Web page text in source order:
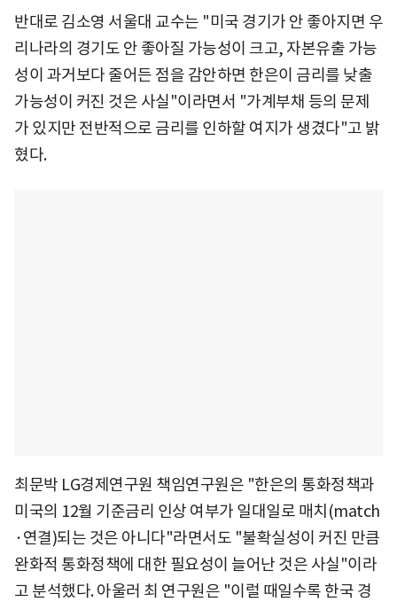
반대로 김소영 서울대 교수는 "미국 경기가 안 좋아지면 우
리나라의 경기도 안 좋아질 가능성이 크고, 자본유출 가능
성이 과거보다 줄어든 점을 감안하면 한은이 금리를 낮출
가능성이 커진 것은 사실"이라면서 "가계부채 등의 문제
가 있지만 전반적으로 금리를 인하할 여지가 생겼다"고 밝
혔다.
최문박 LG경제연구원 책임연구원은 "한은의 통화정책과
미국의 12월 기준금리 인상 여부가 일대일로 매치(match
·연결)되는 것은 아니다"라면서도 "불확실성이 커진 만큼
완화적 통화정책에 대한 필요성이 늘어난 것은 사실"이라
고 분석했다. 아울러 최 연구원은 "이럴 때일수록 한국 경